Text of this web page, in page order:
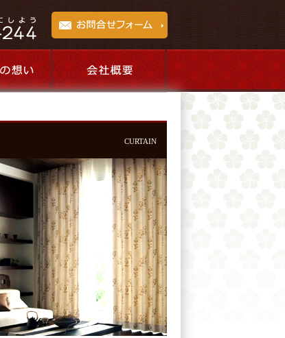
CURTAIN